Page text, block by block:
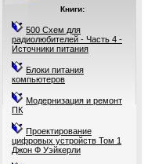
Книги:
500 Схем для
радиолюбителей - Часть 4 -
Источники питания
Блоки питания
компьютеров
Модернизация и ремонт
ПК
Проектирование
цифровых устройств Том 1
Джон Ф Уэйкерли